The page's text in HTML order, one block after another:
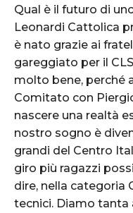
Qual è il futuro di
Leonardi Cattolica
è nato grazie ai
gareggiato per il
molto bene, perché
Comitato con
nascere una realtà
nostro sogno è
grandi del Centro
giro più ragazzi
dire, nella categoria
tecnici. Diamo